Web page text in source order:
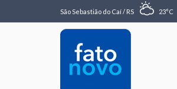
São Sebastião do Caí / RS 23°C